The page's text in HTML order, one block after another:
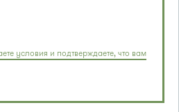
условия и подтверждаете, что вам